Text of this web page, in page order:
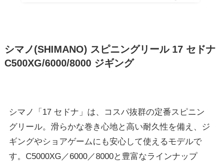
シマノ(SHIMANO) スピニングリール 17 セドナ
C500XG/6000/8000 ジギング
シマノ「17 セドナ」は、コスパ抜群の定番スピニン
グリール。滑らかな巻き心地と高い耐久性を備え、ジ
ギングやショアゲームにも安心して使えるモデルで
す。C5000XG／6000／8000と豊富なラインナップ